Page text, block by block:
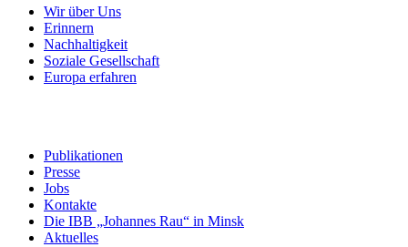
Wir über Uns
Erinnern
Nachhaltigkeit
Soziale Gesellschaft
Europa erfahren
Publikationen
Presse
Jobs
Kontakte
Die IBB „Johannes Rau“ in Minsk
Aktuelles